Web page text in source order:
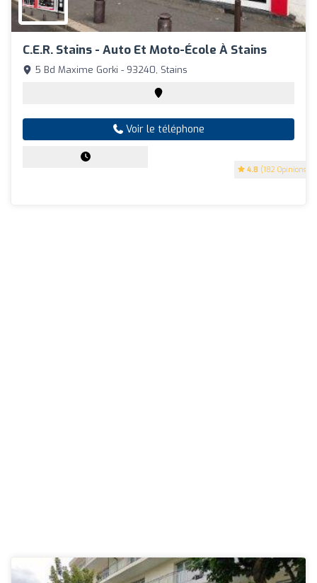
C.E.R. Stains - Auto Et Moto-École À Stains
4.8 (182 Opinions)
5 Bd Maxime Gorki - 93240, Stains
Voir le téléphone